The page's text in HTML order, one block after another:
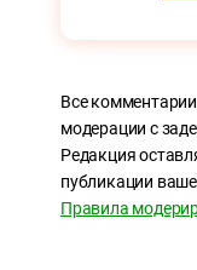
Все
модерации с
Редакция
публикации
Правила